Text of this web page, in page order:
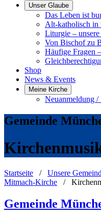
Unser Glaube
Das Leben ist
Alt-katholisch in
Liturgie – unsere
Von Bischof zu
Häufige Fragen
Shop
News & Events
Meine Kirche
Neuanmeldung /
Gemeinde
Startseite / Unsere
Mitmach-Kirche /
Gemeinde